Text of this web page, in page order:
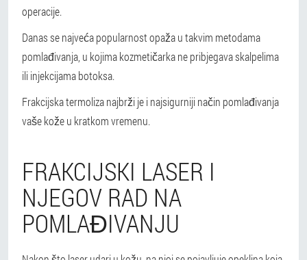
operacije.
Danas se najveća popularnost opaža u takvim metodama
pomlađivanja, u kojima kozmetičarka ne pribjegava skalpelima
ili injekcijama botoksa.
Frakcijska termoliza najbrži je i najsigurniji način pomlađivanja
vaše kože u kratkom vremenu.
FRAKCIJSKI LASER I
NJEGOV RAD NA
POMLAĐIVANJU